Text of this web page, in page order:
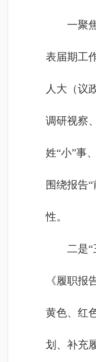
一聚
表届期工
人大（议
调研视察
姓“小”事
围绕报告
性。
二是
《履职
黄色、红
划、补充